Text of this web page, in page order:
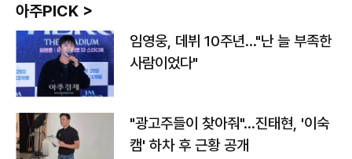
아주PICK >
임영웅, 데뷔 10주년…"난 늘 부족한
사람이었다"
"광고주들이 찾아줘"…진태현, '이숙
캠' 하차 후 근황 공개